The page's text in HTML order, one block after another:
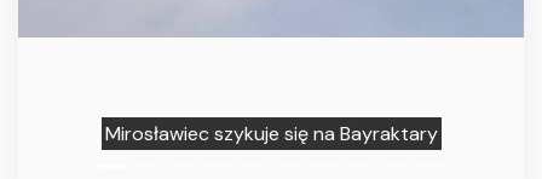
szykuje się na Bayraktary